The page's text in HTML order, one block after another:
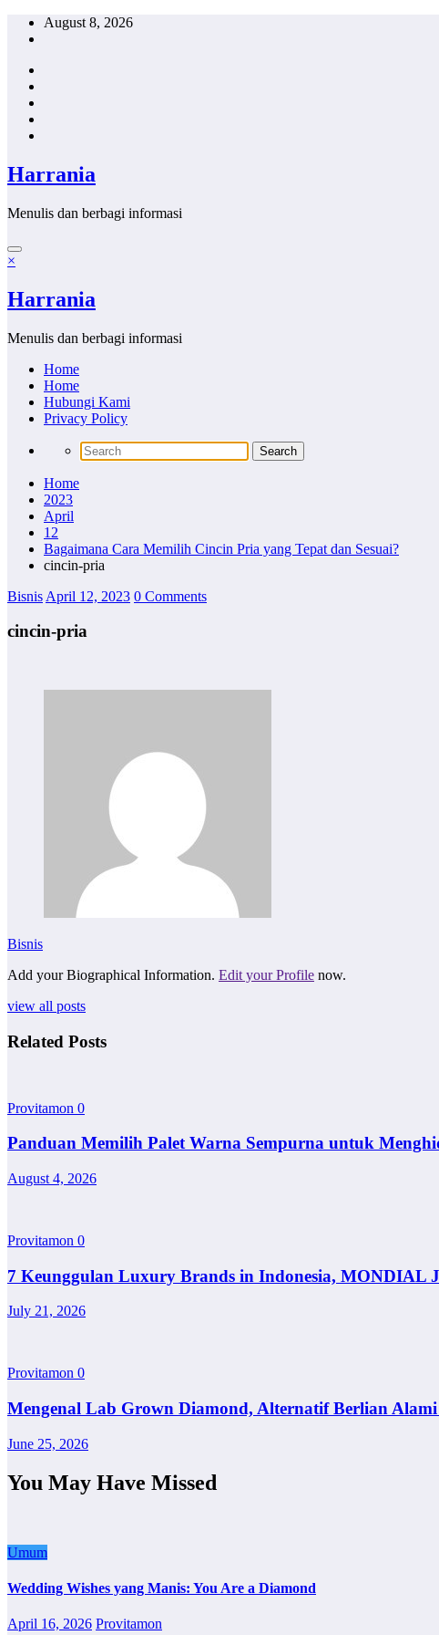
Skip
August 8, 2026
Harrania
Menulis dan berbagi informasi
×
Harrania
Menulis dan berbagi informasi
Home
Home
Hubungi Kami
Privacy Policy
Home
2023
April
12
Bagaimana Cara Memilih Cincin Pria yang Tepat dan Sesuai?
cincin-pria
Bisnis April 12, 2023 0 Comments
cincin-pria
Bisnis
Add your Biographical Information. Edit your Profile now.
view all posts
Related Posts
Provitamon 0
Panduan Memilih Palet Warna Sempurna untuk
August 4, 2026
Provitamon 0
7 Keunggulan Luxury Brands in Indonesia, MONDIAL
July 21, 2026
Provitamon 0
Mengenal Lab Grown Diamond, Alternatif Berlian
June 25, 2026
You May Have Missed
Umum
Wedding Wishes yang Manis: You Are a Diamond
April 16, 2026 Provitamon